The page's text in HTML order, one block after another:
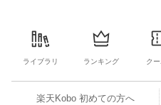
ライブラリ ランキング ク
楽天Kobo 初めての方へ